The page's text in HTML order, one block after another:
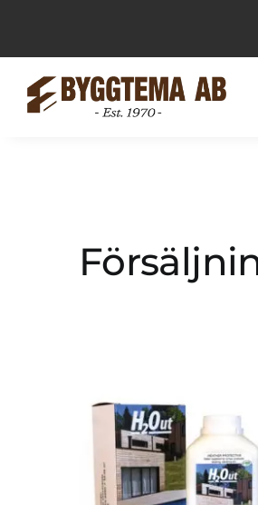
innehållet